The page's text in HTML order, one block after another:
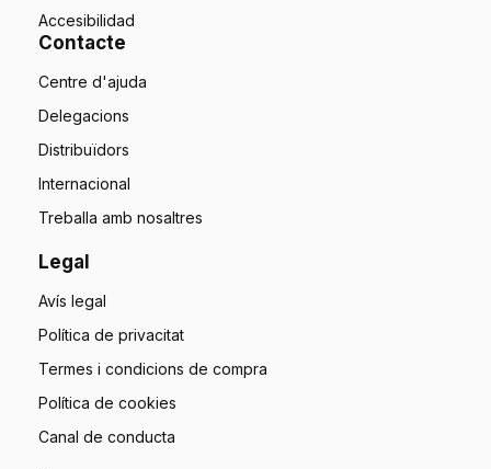
Accesibilidad
Contacte
Centre d'ajuda
Delegacions
Distribuïdors
Internacional
Treballa amb nosaltres
Legal
Avís legal
Política de privacitat
Termes i condicions de compra
Política de cookies
Canal de conducta